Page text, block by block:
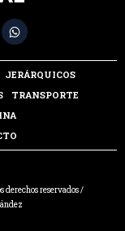
JERÁRQUICOS
TRANSPORTE
derechos reservados /